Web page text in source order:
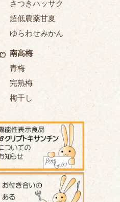
さつきハッサク
超低農薬甘夏
ゆらわせみかん
南高梅
青梅
完熟梅
梅干し